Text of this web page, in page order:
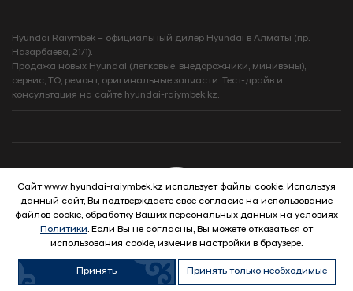
Hyundai Raiymbek – официальный дилер Hyundai в Алматы (пр.
Назарбаева, 21/1).
Продажа новых Hyundai (легковые, внедорожники, минивэны),
сервис, ТО, ремонт, оригинальные запчасти. Тест-драйв и
консультация на сайте hyundai-raiymbek.kz.
© 2026 Hyundai Motor Company
Сайт www.hyundai-raiymbek.kz использует файлы cookie. Используя
данный сайт, Вы подтверждаете свое согласие на использование
файлов cookie, обработку Ваших персональных данных на условиях
Политики. Если Вы не согласны, Вы можете отказаться от
использования cookie, изменив настройки в браузере.
Принять Принять только необходимые